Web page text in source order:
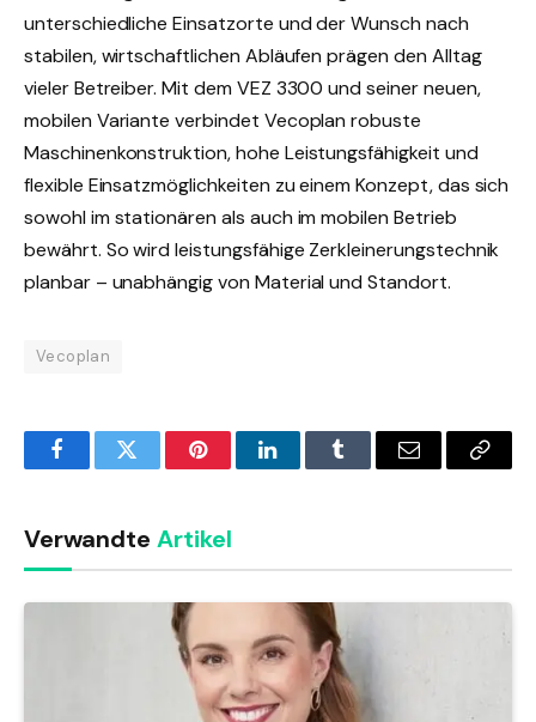
unterschiedliche Einsatzorte und der Wunsch nach
stabilen, wirtschaftlichen Abläufen prägen den Alltag
vieler Betreiber. Mit dem VEZ 3300 und seiner neuen,
mobilen Variante verbindet Vecoplan robuste
Maschinenkonstruktion, hohe Leistungsfähigkeit und
flexible Einsatzmöglichkeiten zu einem Konzept, das sich
sowohl im stationären als auch im mobilen Betrieb
bewährt. So wird leistungsfähige Zerkleinerungstechnik
planbar – unabhängig von Material und Standort.
Vecoplan
FacebookTwitter PinterestLinkedInTumblr Email
Copy
Verwandte Artikel